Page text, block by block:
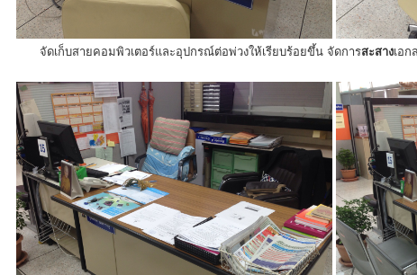
จัดเก็บสายคอมพิวเตอร์และอุปกรณ์ต่อพ่วงให้เรียบร้อยขึ้น จัดการสะสางเอก